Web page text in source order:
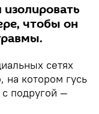
чтобы он
сетях
на котором гусь
с подругой —